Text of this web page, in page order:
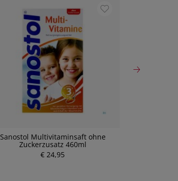
Sanostol Multivitaminsaft ohne
Zuckerzusatz 460ml
€ 24,95P